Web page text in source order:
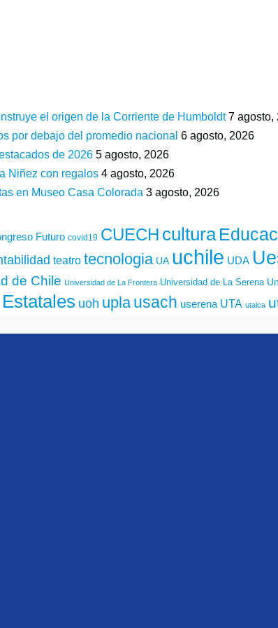
el origen de la Corriente de Humboldt 7 agosto,
por debajo del promedio nacional 6 agosto, 2026
de 2026 5 agosto, 2026
Niñez con regalos 4 agosto, 2026
en Museo Casa Colorada 3 agosto, 2026
Futuro covid19 CUECH cultura
teatro tecnologia UA uchile UDA
de Chile Universidad de La Frontera Universidad de La Serena
uoh uplausach userena UTA utalca